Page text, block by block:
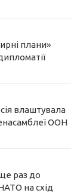
плани»
влаштувала
ООН
раз до
на схід